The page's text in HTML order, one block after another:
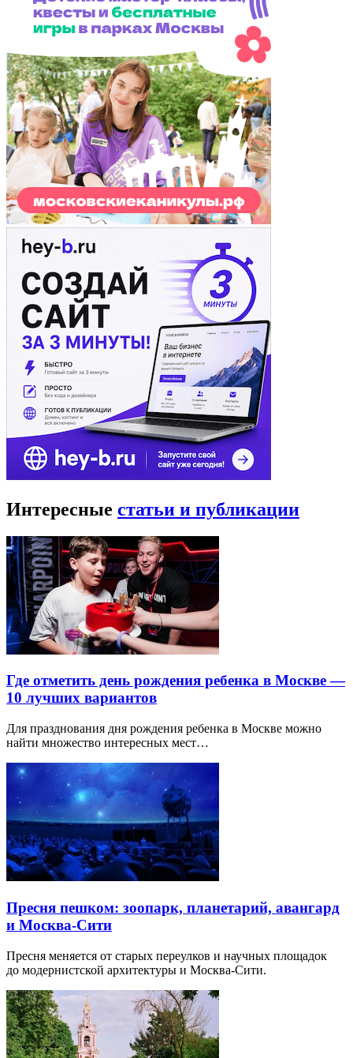
Интересные статьи и публикации
Где отметить день рождения ребенка в Москве —
10 лучших вариантов
Для празднования дня рождения ребенка в Москве можно
найти множество интересных мест…
Пресня пешком: зоопарк, планетарий, авангард
и Москва-Сити
Пресня меняется от старых переулков и научных площадок
до модернистской архитектуры и Москва-Сити.